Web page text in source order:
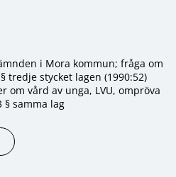
i Mora kommun; fråga om
tredje stycket lagen (1990:52)
om vård av unga, LVU, ompröva
§ samma lag